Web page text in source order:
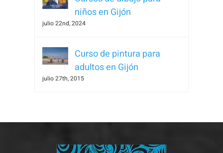
niños en Gijón
julio 22nd, 2024
Curso de pintura para
adultos en Gijón
julio 27th, 2015